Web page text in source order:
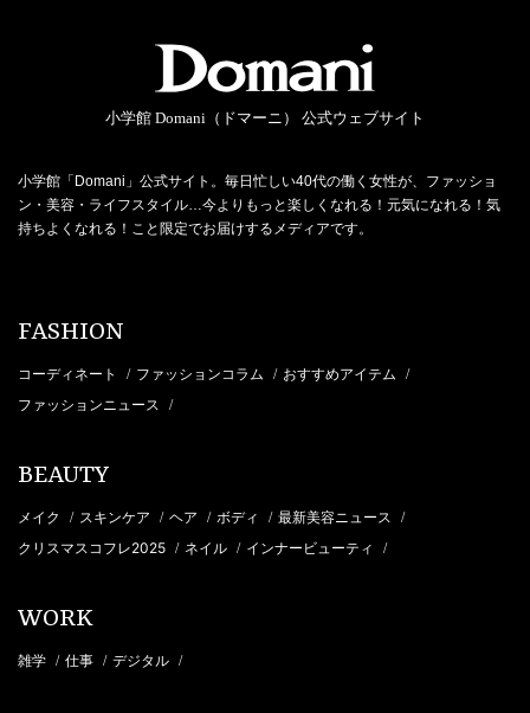
小学館 Domani（ドマーニ） 公式ウェブサイト
小学館「Domani」公式サイト。毎日忙しい40代の働く女性が、ファッショ
ン・美容・ライフスタイル…今よりもっと楽しくなれる！元気になれる！気
持ちよくなれる！こと限定でお届けするメディアです。
FASHION
コーディネート / ファッションコラム / おすすめアイテム /
ファッションニュース /
BEAUTY
メイク / スキンケア / ヘア / ボディ / 最新美容ニュース /
クリスマスコフレ2025 / ネイル / インナービューティ /
WORK
雑学 / 仕事 / デジタル /